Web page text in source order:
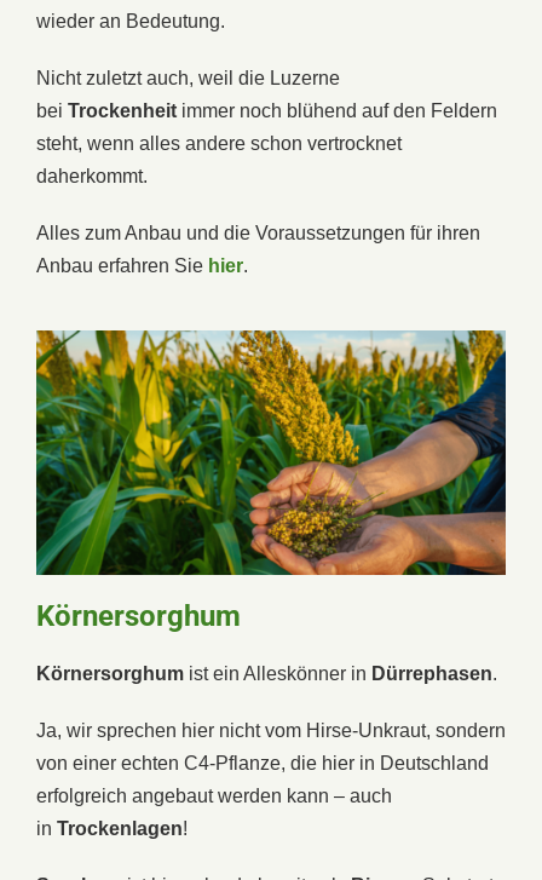
wieder an Bedeutung.
Nicht zuletzt auch, weil die Luzerne
bei Trockenheit immer noch blühend auf den Feldern
steht, wenn alles andere schon vertrocknet
daherkommt.
Alles zum Anbau und die Voraussetzungen für ihren
Anbau erfahren Sie hier.
Körnersorghum
Körnersorghum ist ein Alleskönner in Dürrephasen.
Ja, wir sprechen hier nicht vom Hirse-Unkraut, sondern
von einer echten C4-Pflanze, die hier in Deutschland
erfolgreich angebaut werden kann – auch
in Trockenlagen!